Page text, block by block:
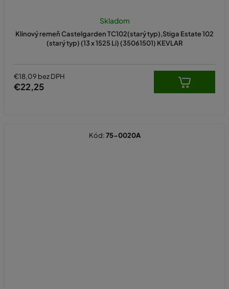
Klinový remeň Castelgarden TC102(starý typ),Stiga Estate 102
(starý typ) (13 x 1525 Li) (35061501) KEVLAR
Skladom
€18,09 bez DPH
€22,25
Kód:75-0020A